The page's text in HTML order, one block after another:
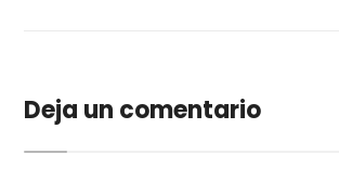
Deja un comentario